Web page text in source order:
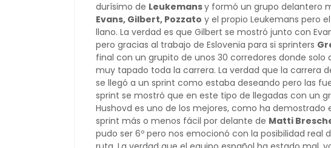
durísimo de Leukemansy formó un grupo delantero
Evans, Gilbert, Pozzato y el propio Leukemans pero
llano. La verdad es que Gilbert se mostró junto con
pero gracias al trabajo de Eslovenia para si sprinters
final con un grupito de unos 30 corredores donde solo
muy tapado toda la carrera. La verdad que la carrera
se llegó a un sprint como estaba deseando pero las
sprint se mostró que en este tipo de llegadas con un
Hushovd es uno de los mejores, como ha demostrado
sprint más o menos fácil por delante de Matti
pudo ser 6º pero nos emocionó con la posibilidad real